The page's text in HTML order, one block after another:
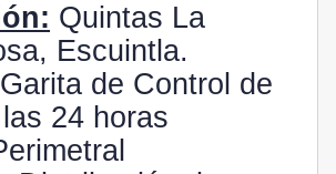
Quintas La
Escuintla.
de Control de
24 horas